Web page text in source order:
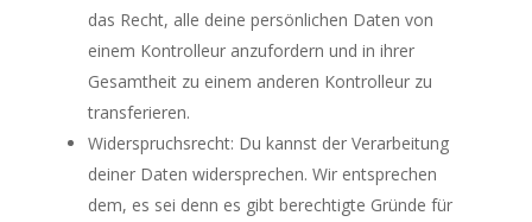
das Recht, alle deine persönlichen Daten von
einem Kontrolleur anzufordern und in ihrer
Gesamtheit zu einem anderen Kontrolleur zu
transferieren.
Widerspruchsrecht: Du kannst der Verarbeitung
deiner Daten widersprechen. Wir entsprechen
dem, es sei denn es gibt berechtigte Gründe für